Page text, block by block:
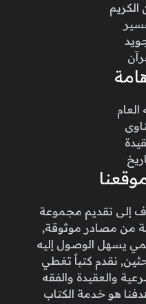
الكريم
إلى تقديم مجموعة
من مصادر موثوقة,
يسهل الوصول إليه
نقدم كتباً تغطي
والعقيدة والفقه
هو خدمة الكتاب